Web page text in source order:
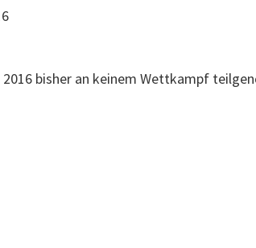
bisher an keinem Wettkampf